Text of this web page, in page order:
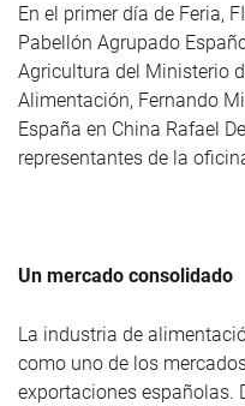
En el primer día de Feria,
Pabellón Agrupado
Agricultura del Ministerio
Alimentación, Fernando
España en China Rafael
representantes de la
Un mercado consolidado
La industria de
como uno de los
exportaciones españolas.